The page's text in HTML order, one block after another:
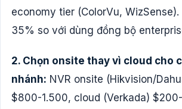
economy tier (ColorVu,
35% so với dùng đồng bộ
2. Chọn onsite thay vì cloud cho
nhánh: NVR onsite (Hikvision/
$800-1.500, cloud (Verkada) $200-